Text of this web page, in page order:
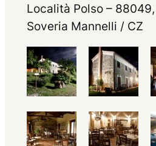
Località Polso – 88049,
Soveria Mannelli / CZ